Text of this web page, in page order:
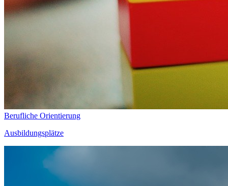
Berufliche Orientierung
Ausbildungsplätze